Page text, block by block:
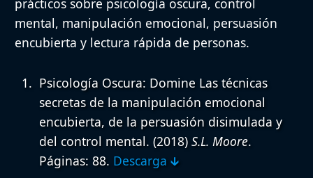
prácticos sobre psicología oscura, control
mental, manipulación emocional, persuasión
encubierta y lectura rápida de personas.
Psicología Oscura: Domine Las técnicas
secretas de la manipulación emocional
encubierta, de la persuasión disimulada y
del control mental. (2018) S.L. Moore.
Páginas: 88. Descarga 🡳